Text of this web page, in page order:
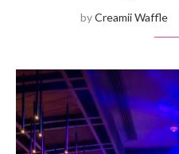
byCreamii Waffle